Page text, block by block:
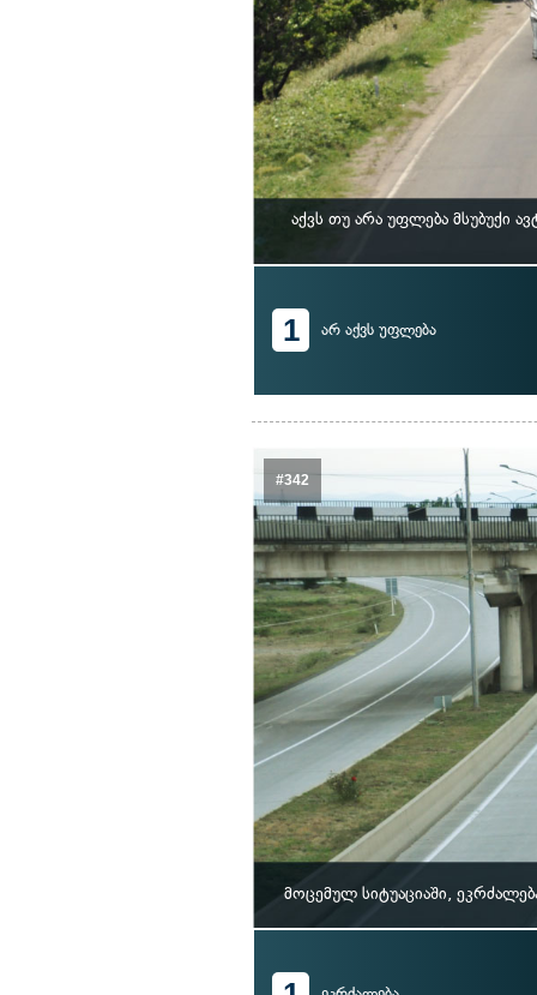
აქვს თუ არა უფლება მსუბუქი
1 არ აქვს უფლება
#342
მოცემულ სიტუაციაში,